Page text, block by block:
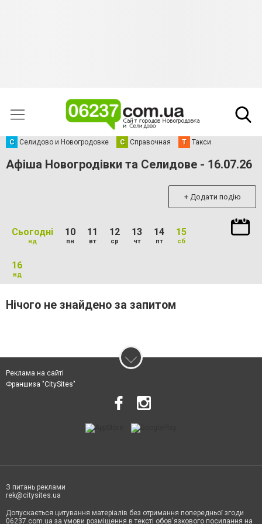
С Селидово и Новогродовке С Справочная Т Такси
Афіша Новогродівки та Селидове - 16.07.26
+ Додати подію
Сьогодні
нд
10
пн
11
вт
12
ср
13
чт
14
пт
15
сб
16
нд
Нічого не знайдено за запитом
Реклама на сайті
Франшиза "CitySites"
З питань реклами
rek@citysites.ua
Допускається цитування матеріалів без отримання попередньої згоди
06237.com.ua за умови розміщення в тексті обов'язкового посилання на